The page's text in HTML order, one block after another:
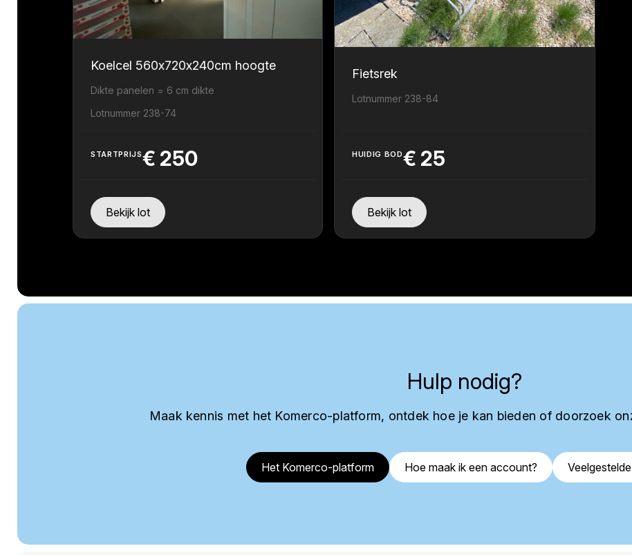
Koelcel 560x720x240cm hoogte
Dikte panelen = 6 cm dikte
Lotnummer 238-74
STARTPRIJS€ 250
Bekijk lot
Fietsrek
Lotnummer 238-84
HUIDIG BOD€ 25
Bekijk lot
Hulp nodig?
Maak kennis met het Komerco-platform, ontdek hoe je kan bieden of doorzoek
Het Komerco-platform Hoe maak ik een account?